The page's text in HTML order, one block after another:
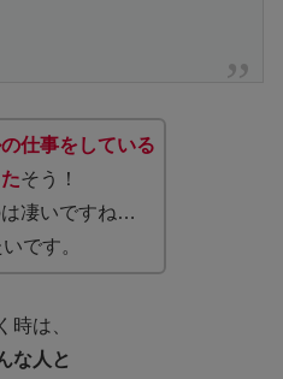
仕事をしている
そう！
凄いですね…
です。
時は、
な人と